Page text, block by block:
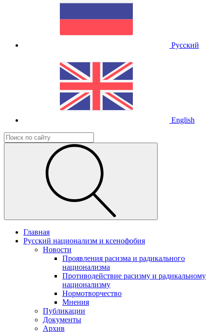
Русский
English
Главная
Русский национализм и ксенофобия
Новости
Проявления расизма и радикального
национализма
Противодействие расизму и радикальному
национализму
Нормотворчество
Мнения
Публикации
Документы
Архив